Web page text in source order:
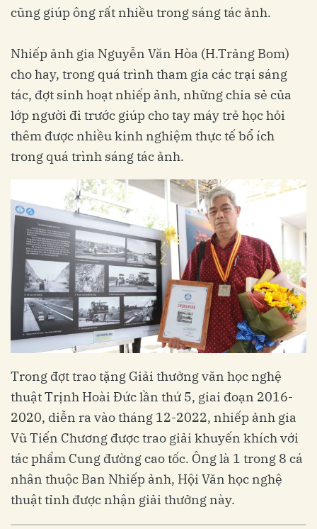
cũng giúp ông rất nhiều trong sáng tác ảnh.
Nhiếp ảnh gia Nguyễn Văn Hòa (H.Trảng Bom)
cho hay, trong quá trình tham gia các trại sáng
tác, đợt sinh hoạt nhiếp ảnh, những chia sẻ của
lớp người đi trước giúp cho tay máy trẻ học hỏi
thêm được nhiều kinh nghiệm thực tế bổ ích
trong quá trình sáng tác ảnh.
Trong đợt trao tặng Giải thưởng văn học nghệ
thuật Trịnh Hoài Đức lần thứ 5, giai đoạn 2016-
2020, diễn ra vào tháng 12-2022, nhiếp ảnh gia
Vũ Tiến Chương được trao giải khuyến khích với
tác phẩm Cung đường cao tốc. Ông là 1 trong 8 cá
nhân thuộc Ban Nhiếp ảnh, Hội Văn học nghệ
thuật tỉnh được nhận giải thưởng này.